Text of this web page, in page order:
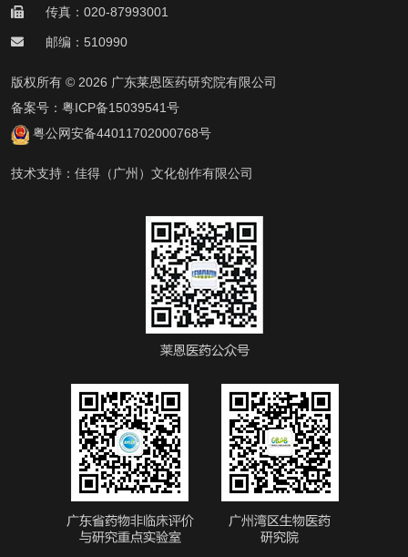
传真：020-87993001
邮编：510990
版权所有 © 2026 广东莱恩医药研究院有限公司
备案号： 粤ICP备15039541号
粤公网安备44011702000768号
技术支持： 佳得（广州）文化创作有限公司